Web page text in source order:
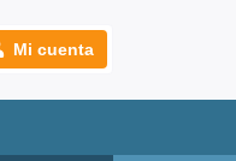
Mi cuenta